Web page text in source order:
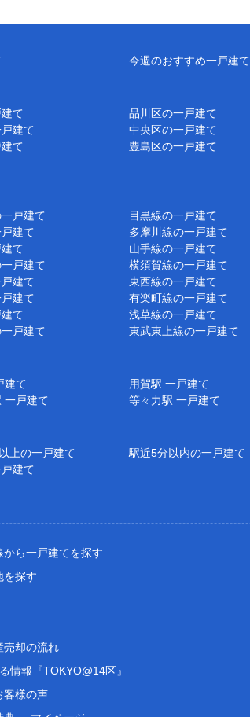
今週のおすすめ一戸建て
て 品川区の一戸建て
建て 中央区の一戸建て
て 豊島区の一戸建て
戸建て 目黒線の一戸建て
建て 多摩川線の一戸建て
て 山手線の一戸建て
戸建て 横須賀線の一戸建て
建て 東西線の一戸建て
建て 有楽町線の一戸建て
て 浅草線の一戸建て
戸建て 東武東上線の一戸建て
建て 用賀駅 一戸建て
一戸建て 等々力駅 一戸建て
上の一戸建て 駅近5分以内の一戸建て
建て
から一戸建てを探す
を探す
売却の流れ
情報『TOKYO@14区』
客様の声